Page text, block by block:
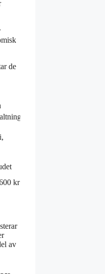
de
kr
av